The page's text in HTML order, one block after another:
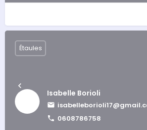
Isabelle Borioli
0608786758
Étaules